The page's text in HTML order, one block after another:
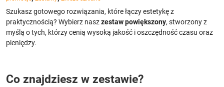
Szukasz gotowego rozwiązania, które łączy estetykę z
praktycznością? Wybierz naszzestaw powiększony, stworzony z
myślą o tych, którzy cenią wysoką jakość i oszczędność czasu oraz
pieniędzy.
Co znajdziesz w zestawie?